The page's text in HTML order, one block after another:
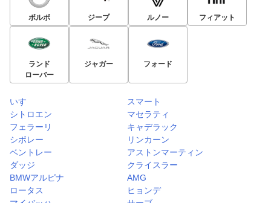
ボルボ ジープ ルノー フィアット
ランド
ローバー
ジャガー フォード
いすゞ
スマート
シトロエン
マセラティ
フェラーリ
キャデラック
シボレー
リンカーン
ベントレー
アストンマーティン
ダッジ
クライスラー
BMWアルピナ
AMG
ロータス
ヒョンデ